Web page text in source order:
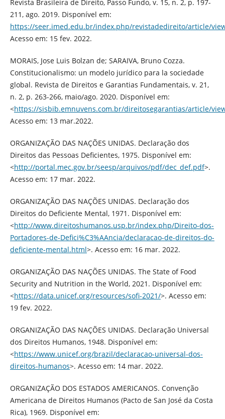
Revista Brasileira de Direito, Passo Fundo, v. 15, n. 2, p. 197-
211, ago. 2019. Disponível em:
https://seer.imed.edu.br/index.php/revistadedireito/article/
Acesso em: 15 fev. 2022.
MORAIS, Jose Luis Bolzan de; SARAIVA, Bruno Cozza.
Constitucionalismo: un modelo jurídico para la sociedade
global. Revista de Direitos e Garantias Fundamentais, v. 21,
n. 2, p. 263-266, maio/ago. 2020. Disponível em:
<https://sisbib.emnuvens.com.br/direitosegarantias/article/
Acesso em: 13 mar.2022.
ORGANIZAÇÃO DAS NAÇÕES UNIDAS. Declaração dos
Direitos das Pessoas Deficientes, 1975. Disponível em:
<http://portal.mec.gov.br/seesp/arquivos/pdf/dec_def.pdf>.
Acesso em: 17 mar. 2022.
ORGANIZAÇÃO DAS NAÇÕES UNIDAS. Declaração dos
Direitos do Deficiente Mental, 1971. Disponível em:
<http://www.direitoshumanos.usp.br/index.php/Direito-dos-
Portadores-de-Defici%C3%AAncia/declaracao-de-direitos-do-
deficiente-mental.html>. Acesso em: 16 mar. 2022.
ORGANIZAÇÃO DAS NAÇÕES UNIDAS. The State of Food
Security and Nutrition in the World, 2021. Disponível em:
<https://data.unicef.org/resources/sofi-2021/>. Acesso em:
19 fev. 2022.
ORGANIZAÇÃO DAS NAÇÕES UNIDAS. Declaração Universal
dos Direitos Humanos, 1948. Disponível em:
<https://www.unicef.org/brazil/declaracao-universal-dos-
direitos-humanos>. Acesso em: 14 mar. 2022.
ORGANIZAÇÃO DOS ESTADOS AMERICANOS. Convenção
Americana de Direitos Humanos (Pacto de San José da Costa
Rica), 1969. Disponível em: